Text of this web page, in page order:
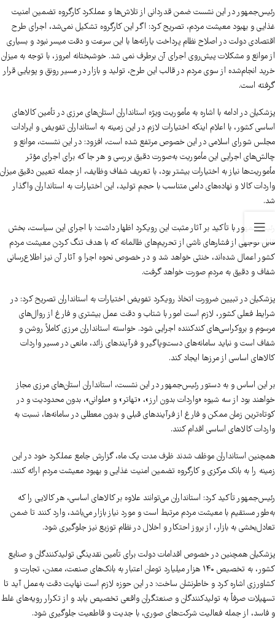
رئیس‌جمهور در این نشست ضمن قدردانی از تلاش‌ها و عملکرد کارگروه تضمین امنیت
غذایی و بهبود معیشت مردم، تصریح کرد: اگر این کارگروه تشکیل نمی‌شد، اجرای طرح
اقتصادی دولت در اصلاح نظام پرداخت یارانه‌ها با این سرعت و دقت میسر نبود و بسیاری
از موانع و مشکلات پیش‌روی اجرای آن برطرف نمی شد. خوشبختانه امروز، با توجه به میزان
خرید انجام‌شده از سوی مردم در قالب این طرح، تولید و بازار در مسیر رونق و پویایی قرار
گرفته است.
پزشکیان در ادامه با اشاره به مأموریت ویژه استانداران استان‌های مرزی در تأمین کالاهای
اساسی کشور، با اعلام اینکه اختیارات لازم در این زمینه به استانداران تفویض و ایرادات
مجلس شورای اسلامی در این خصوص مرتفع شده است، افزود: در این نشست، موانع و
چالش‌های اجرایی این مأموریت به‌صورت دقیق بررسی و هر جا که برای اجرای مؤثر
مأموریت‌ها نیاز به اختیارات بیشتر بود، با تعریف شفاف وظایف، از جمله تعیین دقیق میزان
واردات کالا و نهاده‌های دامی متناسب با حجم تولید، این اختیارات به استانداران واگذار
شد.
رئیس‌جمهور با تأکید بر آثار مثبت این رویکرد اظهار داشت: با اجرای این سیاست، بخش
قابل توجهی از فشارهای ناشی از تحریم‌های ظالمانه که با هدف تنگ کردن معیشت مردم
کشور اعمال شده‌اند، خنثی خواهد شد و در خصوص نحوه اجرا و آثار آن نیز اطلاع‌رسانی
شفاف و دقیق به مردم صورت خواهد گرفت.
پزشکیان در تبیین ضرورت اتخاذ رویکرد تفویض اختیارات به استانداران تصریح کرد: در
شرایط فعلی کشور، لازم است امور با شتاب و دقت عمل بیشتری و فارغ از روال‌های
مرسوم و بروکراسی‌های کندکننده اجرایی شود. خواسته استانداران مرزی کاملاً روشن و
شفاف است و نباید سامانه‌های دست‌وپاگیر و فرآیندهای زائد، مانعی در مسیر واردات
کالاهای اساسی از مرزها ایجاد کند.
بر این اساس و به دستور رئیس‌جمهور در این نشست، استانداران استان‌های مرزی مجاز
خواهند بود از سه شیوه «واردات بدون ارز»، «تهاتر» و «ملوانی»، بدون محدودیت و در
کوتاه‌ترین زمان ممکن و فارغ از فرآیندهای قبلی و بدون معطلی در سامانه‌ها، نسبت به
واردات کالاهای اساسی اقدام کنند.
همچنین استانداران موظف شدند ظرف مدت یک ماه، گزارش جامع عملکرد خود در این
زمینه را به بانک مرکزی و کارگروه تضمین امنیت غذایی و بهبود معیشت مردم ارائه کنند.
رئیس‌جمهور تأکید کرد: استانداران می‌توانند علاوه بر کالاهای اساسی، هر کالایی را که
به‌طور مستقیم با معیشت مردم مرتبط است و مورد نیاز بازار می‌باشد، وارد کنند تا ضمن
تعادل‌بخشی به بازار، از بروز احتکار و اخلال در نظام توزیع نیز جلوگیری شود.
پزشکیان همچنین در خصوص اقدامات دولت برای تأمین نقدینگی تولیدکنندگان و صنایع
کشور، به تخصیص ۱۴۰ هزار میلیارد تومان اعتبار به بانک‌های صنعت، معدن، تجارت و
کشاورزی اشاره کرد و خاطرنشان ساخت: در این حوزه لازم است نهایت دقت به‌عمل آید تا
تسهیلات صرفاً به تولیدکنندگان و صنعتگران واقعی تخصیص یابد و از تکرار رویه‌های غلط
و فاسد، از جمله فعالیت شرکت‌های صوری، با جدیت و قاطعیت جلوگیری شود.